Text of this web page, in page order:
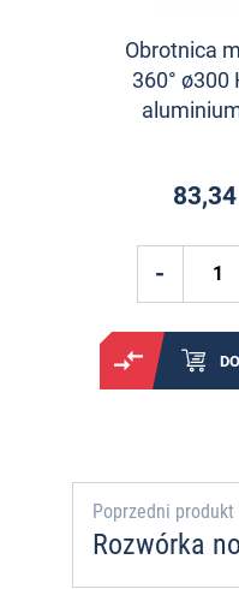
Obrotnica
360° ø300
83,34
Poprzedni produkt
Rozwórka